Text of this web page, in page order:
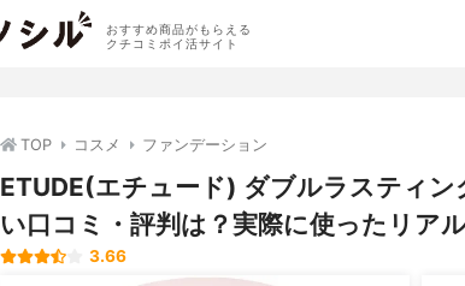
おすすめ商品がもらえる
クチコミポイ活サイト
TOP コスメ ファンデーション
ETUDE(エチュード) ダブルラスティ
い口コミ・評判は？実際に使ったリア
3.66